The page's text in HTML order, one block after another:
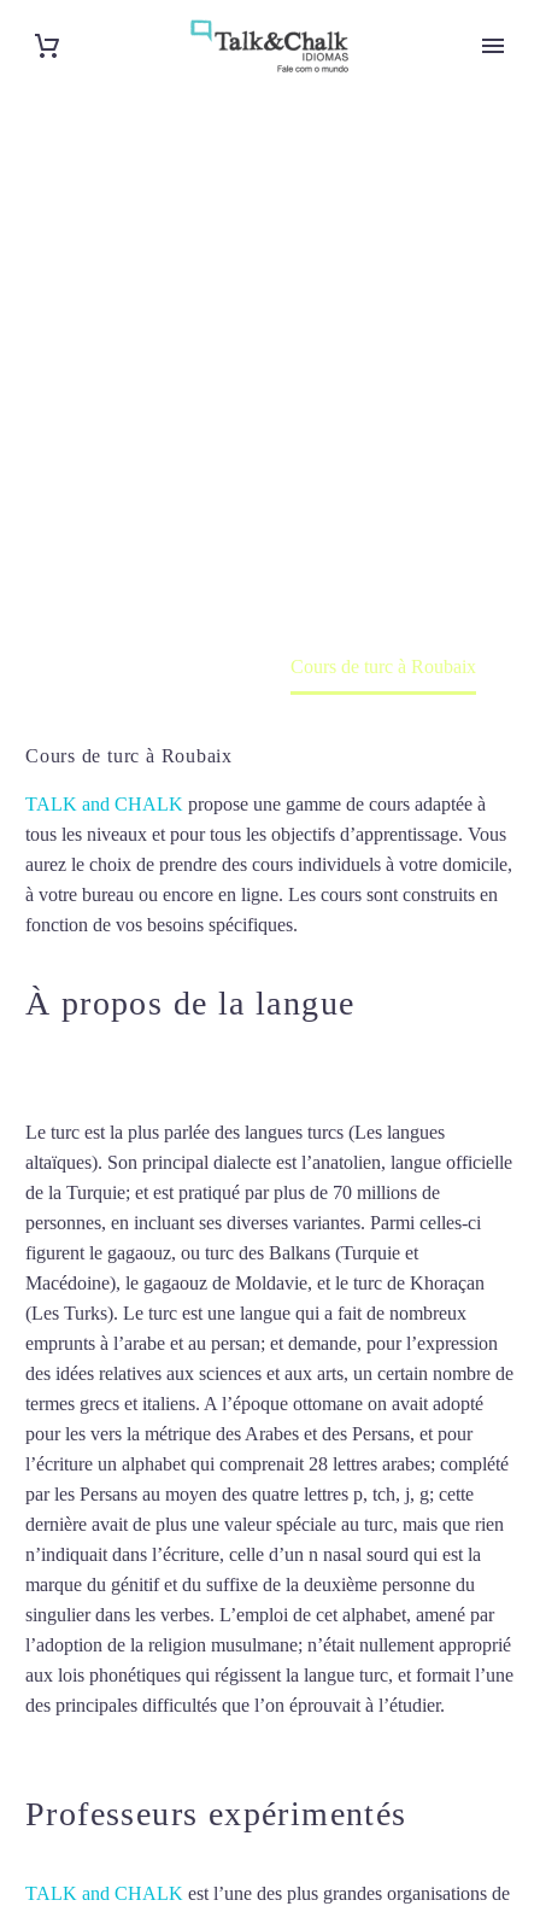
Cours de turc à Roubaix
Cours de turc à Roubaix
TALK and CHALK propose une gamme de cours adaptée à
tous les niveaux et pour tous les objectifs d’apprentissage. Vous
aurez le choix de prendre des cours individuels à votre domicile,
à votre bureau ou encore en ligne. Les cours sont construits en
fonction de vos besoins spécifiques.
À propos de la langue
Le turc est la plus parlée des langues turcs (Les langues
altaïques). Son principal dialecte est l’anatolien, langue officielle
de la Turquie; et est pratiqué par plus de 70 millions de
personnes, en incluant ses diverses variantes. Parmi celles-ci
figurent le gagaouz, ou turc des Balkans (Turquie et
Macédoine), le gagaouz de Moldavie, et le turc de Khoraçan
(Les Turks). Le turc est une langue qui a fait de nombreux
emprunts à l’arabe et au persan; et demande, pour l’expression
des idées relatives aux sciences et aux arts, un certain nombre de
termes grecs et italiens. A l’époque ottomane on avait adopté
pour les vers la métrique des Arabes et des Persans, et pour
l’écriture un alphabet qui comprenait 28 lettres arabes; complété
par les Persans au moyen des quatre lettres p, tch, j, g; cette
dernière avait de plus une valeur spéciale au turc, mais que rien
n’indiquait dans l’écriture, celle d’un n nasal sourd qui est la
marque du génitif et du suffixe de la deuxième personne du
singulier dans les verbes. L’emploi de cet alphabet, amené par
l’adoption de la religion musulmane; n’était nullement approprié
aux lois phonétiques qui régissent la langue turc, et formait l’une
des principales difficultés que l’on éprouvait à l’étudier.
Professeurs expérimentés
TALK and CHALK est l’une des plus grandes organisations de